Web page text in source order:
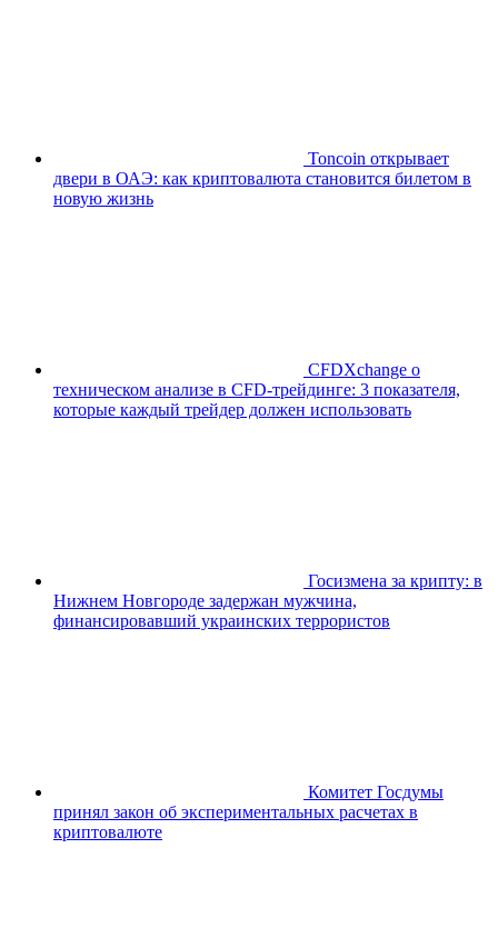
Toncoin открывает
двери в ОАЭ: как криптовалюта становится билетом в
новую жизнь
CFDXchange о
техническом анализе в CFD-трейдинге: 3 показателя,
которые каждый трейдер должен использовать
Госизмена за крипту: в
Нижнем Новгороде задержан мужчина,
финансировавший украинских террористов
Комитет Госдумы
принял закон об экспериментальных расчетах в
криптовалюте